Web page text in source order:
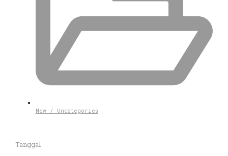
New / Uncategories
Tanggal